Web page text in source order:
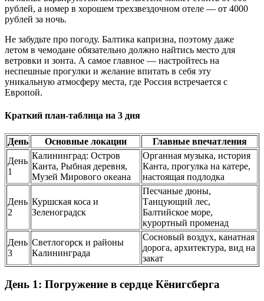
рублей, а номер в хорошем трехзвездочном отеле — от 4000
рублей за ночь.
Не забудьте про погоду. Балтика капризна, поэтому даже
летом в чемодане обязательно должно найтись место для
ветровки и зонта. А самое главное — настройтесь на
неспешные прогулки и желание впитать в себя эту
уникальную атмосферу места, где Россия встречается с
Европой.
Краткий план-таблица на 3 дня
День Основные локации
Главные впечатления
День
1
Калининград: Остров
Канта, Рыбная деревня,
Музей Мирового океана
Органная музыка, история
Канта, прогулка на катере,
настоящая подлодка
День
2
Куршская коса и
Зеленоградск
Песчаные дюны,
Танцующий лес,
Балтийское море,
курортный променад
День
3
Светлогорск и районы
Калининграда
Сосновый воздух, канатная
дорога, архитектура, вид на
закат
День 1: Погружение в сердце Кёнигсберга